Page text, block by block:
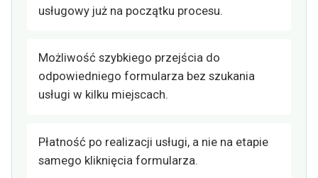
usługowy już na początku procesu.
Możliwość szybkiego przejścia do
odpowiedniego formularza bez szukania
usługi w kilku miejscach.
Płatność po realizacji usługi, a nie na etapie
samego kliknięcia formularza.